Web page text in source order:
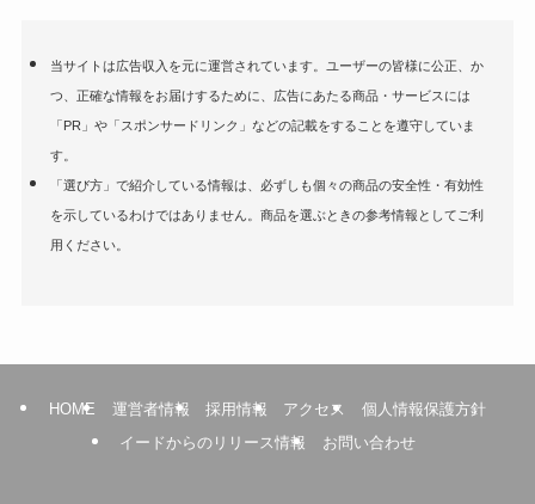
当サイトは広告収入を元に運営されています。ユーザーの皆様に公正、か
つ、正確な情報をお届けするために、広告にあたる商品・サービスには
「PR」や「スポンサードリンク」などの記載をすることを遵守していま
す。
「選び方」で紹介している情報は、必ずしも個々の商品の安全性・有効性
を示しているわけではありません。商品を選ぶときの参考情報としてご利
用ください。
HOME 運営者情報 採用情報 アクセス
個人情報保護方針
イードからのリリース情報
お問い合わせ